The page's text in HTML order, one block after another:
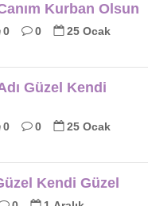
Kurban Olsun
0 0
25 Ocak
Güzel Kendi
0 0
25 Ocak
Kendi Güzel